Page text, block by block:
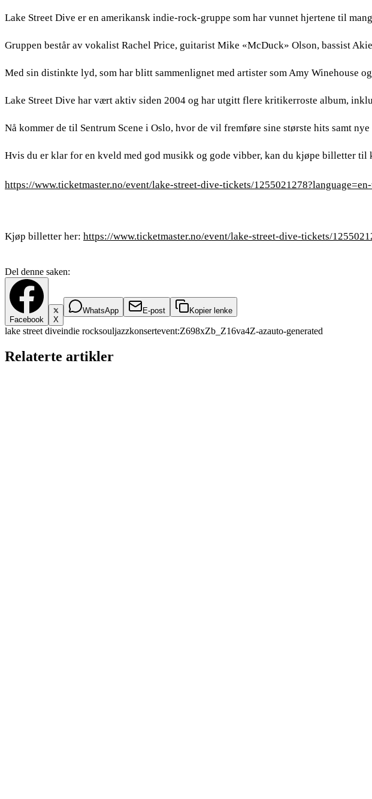
Lake Street Dive er en amerikansk indie-rock-gruppe som har vunnet hjertene til
Gruppen består av vokalist Rachel Price, guitarist Mike «McDuck» Olson, bassist
Med sin distinkte lyd, som har blitt sammenlignet med artister som Amy Winehouse
Lake Street Dive har vært aktiv siden 2004 og har utgitt flere kritikerroste album,
Nå kommer de til Sentrum Scene i Oslo, hvor de vil fremføre sine største hits samt
Hvis du er klar for en kveld med god musikk og gode vibber, kan du kjøpe billetter til
https://www.ticketmaster.no/event/lake-street-dive-tickets/1255021278?language=en-
Kjøp billetter her: https://www.ticketmaster.no/event/lake-street-dive-tickets/
Del denne saken:
Facebook X
WhatsApp E-post Kopier lenke
lake street diveindie rocksouljazzkonsertevent:Z698xZb_Z16va4Z-azauto-generated
Relaterte artikler